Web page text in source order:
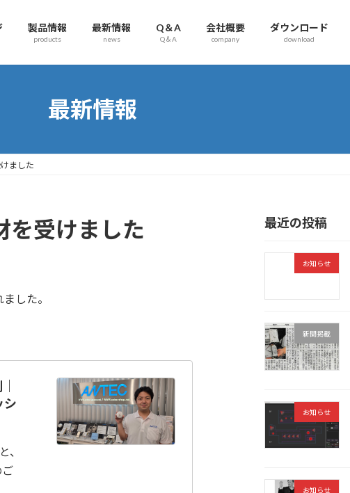
製品情報
products
最新情報
news
Q＆A
Q＆A
会社概要
company
ダウンロード
download
最新情報
ました
を受けました
した。
シ
、
最近の投稿
お知らせ
新聞掲載
お知らせ
お知らせ